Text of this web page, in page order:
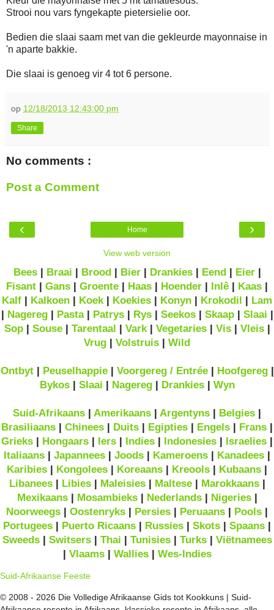
Strooi nou vars fyngekapte pietersielie oor.
Bedien die slaai saam met van die gekleurde mayonnaise in
'n aparte bakkie.
Die slaai is genoeg vir 4 tot 6 persone.
op 12/18/2013 12:43:00 pm
Share
No comments :
Post a Comment
‹ ›
Home
View web version
Bees| Braai | Brood| Bier| Drankies| Eend| Eier|
Fisant | Gans | Groente | Haas | Hoender | Inlê | Kaas |
Kalf | Kalkoen | Koek | Koekies | Konyn | Krokodil | Lam
| Nagereg| Pasta| Patrys| Rys| Seekos| Skaap| Slaai |
Sop| Souse| Tarentaal | Vark| Vegetaries| Vis| Vleis|
Vrug | Volstruis | Wild
Ontbyt| Peuselhappie| Voorgereg / Entrée| Hoofgereg|
Bykos| Slaai | Nagereg| Drankies| Wyn
Suid-Afrikaans | Amerikaans | Argentyns | Belgies |
Brasiliaans | Chinees | Duits | Egipties | Engels | Frans |
Grieks | Hongaars | Iers | Indies | Indonesies | Israelies |
Italiaans | Japannees | Joods | Kameroens | Kanadees |
Karibies | Kongolees | Koreaans | Kreools | Kubaans |
Libanees| Libies| Maleisies| Maltese| Marokkaans|
Mexikaans| Mosambieks| Nederlands| Nigeries|
Noorweegs | Oostenryks | Persies | Peruaans | Pools |
Portugees | Puerto Ricaans | Russies | Skots | Spaans |
Sweeds| Switsers| Thai | Tunisies| Turks| Viëtnamees
| Vlaams| Wallies| Wes-Indies
Suid-Afrikaanse Feeste
© 2008 - 2026 Die Volledige Afrikaanse Gids tot Kookkuns | Suid-